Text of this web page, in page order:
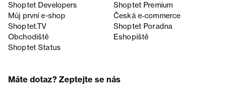
Shoptet Developers
Shoptet Premium
Můj první e-shop
Česká e‑commerce
Shoptet.TV
Shoptet Poradna
Obchodiště
Eshopiště
Shoptet Status
Máte dotaz? Zeptejte se nás